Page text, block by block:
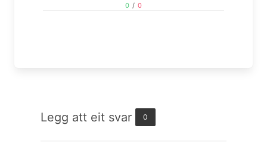
0 / 0
Legg att eit svar 0